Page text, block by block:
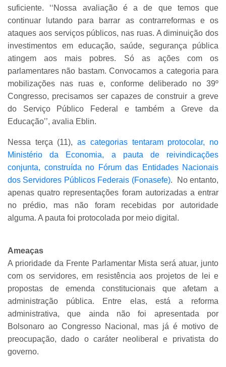
suficiente. ‘‘Nossa avaliação é a de que temos que
continuar lutando para barrar as contrarreformas e os
ataques aos serviços públicos, nas ruas. A diminuição dos
investimentos em educação, saúde, segurança pública
atingem aos mais pobres. Só as ações com os
parlamentares não bastam. Convocamos a categoria para
mobilizações nas ruas e, conforme deliberado no 39º
Congresso, precisamos ser capazes de construir a greve
do Serviço Público Federal e também a Greve da
Educação’’, avalia Eblin.
Nessa terça (11),as categorias tentaram protocolar, no
Ministério da Economia, a pauta de reivindicações
conjunta, construída no Fórum das Entidades Nacionais
dos Servidores Públicos Federais (Fonasefe). No entanto,
apenas quatro representações foram autorizadas a entrar
no prédio, mas não foram recebidas por autoridade
alguma. A pauta foi protocolada por meio digital.
Ameaças
A prioridade da Frente Parlamentar Mista será atuar, junto
com os servidores, em resistência aos projetos de lei e
propostas de emenda constitucionais que afetam a
administração pública. Entre elas, está a reforma
administrativa, que ainda não foi apresentada por
Bolsonaro ao Congresso Nacional, mas já é motivo de
preocupação, dado o caráter neoliberal e privatista do
governo.